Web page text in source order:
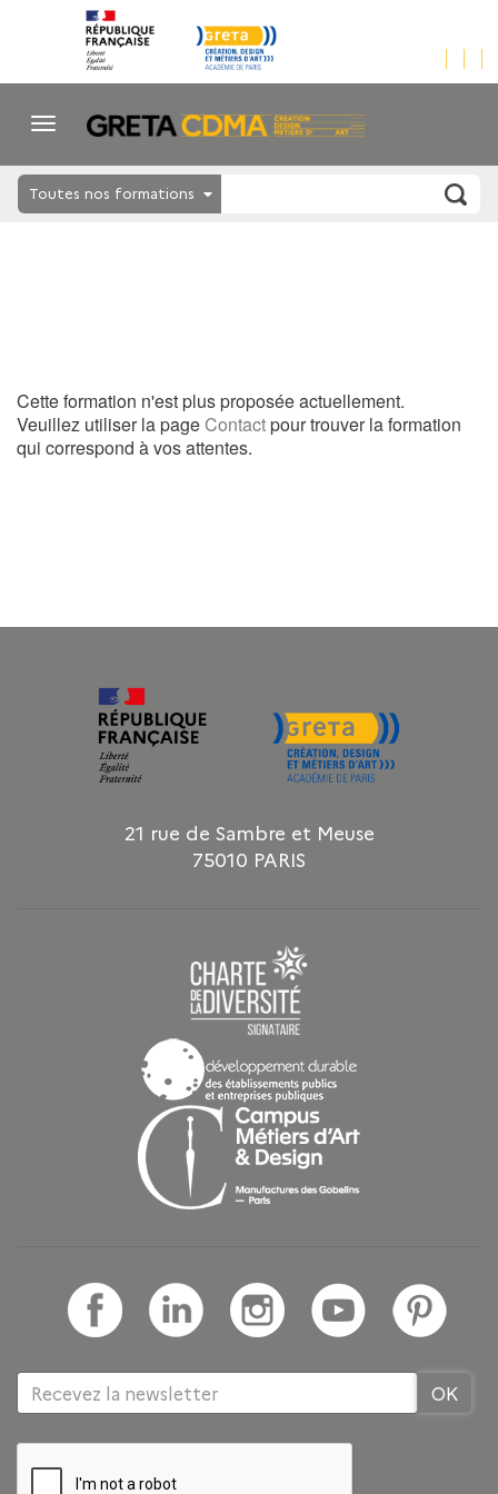
Toutes nos formations
Cette formation n'est plus proposée actuellement.
Veuillez utiliser la pageContactpour trouver la formation
qui correspond à vos attentes.
21 rue de Sambre et Meuse
75010 PARIS